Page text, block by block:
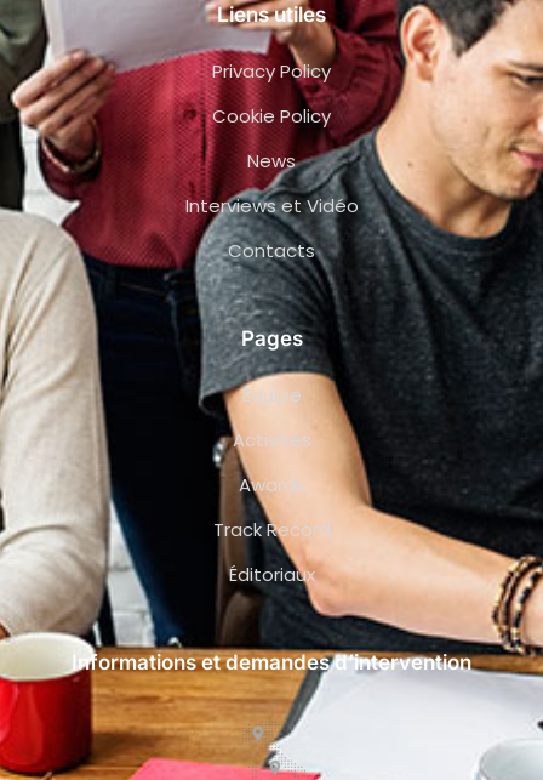
Liens utiles
Privacy Policy
Cookie Policy
News
Interviews et Vidéo
Contacts
Pages
Équipe
Activités
Awards
Track Record
Éditoriaux
Informations et demandes d’intervention